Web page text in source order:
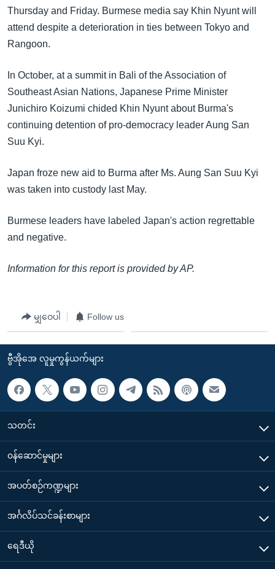
ပင်မ
ညွန်း
သို့
ကျော်
ကြည့်
ရန်
ရှာဖွေ
နေရာ
သို့
ရန်
ရုပ်ရှင်ထဲက အင်္ဂလိပ်စာ
သုတပဒေသာ အင်္ဂလိပ်စာ
တီဗွီ
ရေဒီယို/တီဗွီအစီအစဉ်
Learning English
ဗွီအိုအေ လူမှုကွန်ယက်များ
ဘာသာစကားများ
Thursday and Friday. Burmese media say Khin Nyunt will
attend despite a deterioration in ties between Tokyo and
Rangoon.
In October, at a summit in Bali of the Association of
Southeast Asian Nations, Japanese Prime Minister
Junichiro Koizumi chided Khin Nyunt about Burma's
continuing detention of pro-democracy leader Aung San
Suu Kyi.
Japan froze new aid to Burma after Ms. Aung San Suu Kyi
was taken into custody last May.
Burmese leaders have labeled Japan's action regrettable
and negative.
Information for this report is provided by AP.
မျှဝေပါ Follow us
ဗွီအိုအေ လူမှုကွန်ယက်များ
သတင်း
၀န်ဆောင်မှုများ
အပတ်စဉ်ကဏ္ဍများ
အင်္ဂလိပ်သင်ခန်းစာများ
ရေဒီယို